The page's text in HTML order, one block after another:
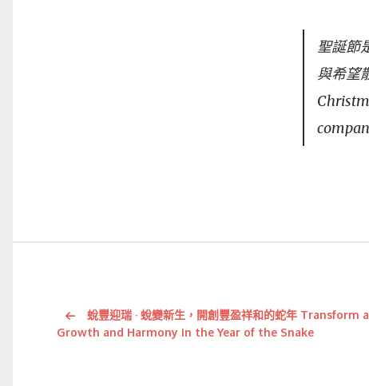
聖誕節
與希望
蛻豐迎瑞 · 蛻變新生，開創豐盈祥和的蛇年
Growth and Harmony in the Year of the Snake